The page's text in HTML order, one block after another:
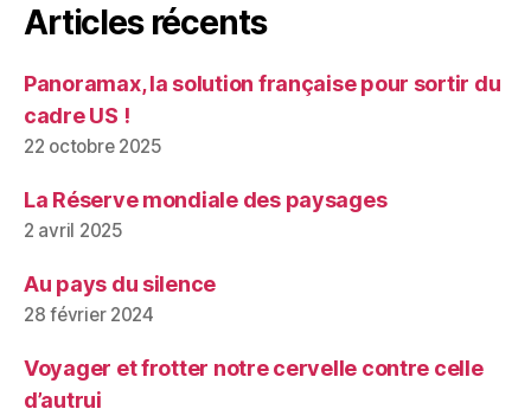
Articles récents
Panoramax, la solution française pour sortir du
cadre US !
22 octobre 2025
La Réserve mondiale des paysages
2 avril 2025
Au pays du silence
28 février 2024
Voyager et frotter notre cervelle contre celle
d’autrui